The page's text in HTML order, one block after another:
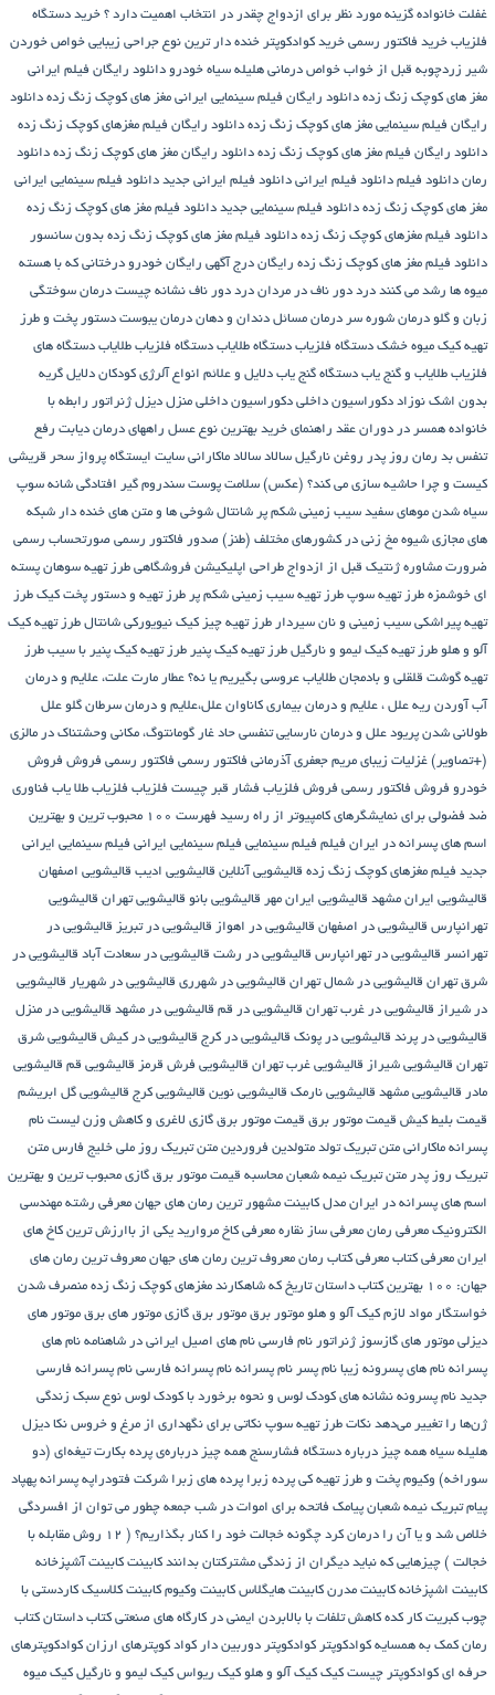
غفلت خانواده گزینه مورد نظر برای ازدواج چقدر در انتخاب اهمیت دارد ؟ خرید دستگاه
فلزیاب خرید فاکتور رسمی خرید کوادکوپتر خنده دار ترین نوع جراحی زیبایی خواص خوردن
شیر زردچوبه قبل از خواب خواص درمانی هلیله سیاه خودرو دانلود رایگان فیلم ایرانی
مغز های کوچک زنگ زده دانلود رایگان فیلم سینمایی ایرانی مغز های کوچک زنگ زده دانلود
رایگان فیلم سینمایی مغز های کوچک زنگ زده دانلود رایگان فیلم مغزهای کوچک زنگ زده
دانلود رایگان فیلم مغز های کوچک زنگ زده دانلود رایگان مغز های کوچک زنگ زده دانلود
رمان دانلود فیلم دانلود فیلم ایرانی دانلود فیلم ایرانی جدید دانلود فیلم سینمایی ایرانی
مغز های کوچک زنگ زده دانلود فیلم سینمایی جدید دانلود فیلم مغز های کوچک زنگ زده
دانلود فیلم مغزهای کوچک زنگ زده دانلود فیلم مغز های کوچک زنگ زده بدون سانسور
دانلود فیلم مغز های کوچک زنگ زده رایگان درج آگهی رایگان خودرو درختانی که با هسته
میوه ها رشد می کنند درد دور ناف در مردان درد دور ناف نشانه چیست درمان سوختگی
زبان و گلو درمان شوره سر درمان مسائل دندان و دهان درمان یبوست دستور پخت و طرز
تهیه کیک میوه خشک دستگاه فلزیاب دستگاه‌ طلایاب دستگاه‌ فلزیاب طلایاب دستگاه‌ های
فلزیاب طلایاب و گنج‌ یاب دستگاه‌ گنج‌ یاب دلایل و علائم انواع آلرژی کودکان دلایل گریه
بدون اشک نوزاد دکوراسیون داخلی دکوراسیون داخلی منزل دیزل ژنراتور رابطه با
خانواده همسر در دوران عقد راهنمای خرید بهترین نوع عسل راههای درمان دیابت رفع
تنفس بد رمان روز پدر روغن نارگیل سالاد سالاد ماکارانی سایت ایستگاه پرواز سحر قریشی
کیست و چرا حاشیه سازی می کند؟ (عکس) سلامت پوست سندروم گیر افتادگی شانه سوپ
سیاه شدن موهای سفید سیب زمینی شکم پر شانتال شوخی ها و متن های خنده دار شبکه
های مجازی شیوه مخ زنی در کشورهای مختلف (طنز) صدور فاکتور رسمی صورتحساب رسمی
ضرورت مشاوره ژنتیک قبل از ازدواج طراحی اپلیکیشن فروشگاهی طرز تهیه سوهان پسته
ای خوشمزه طرز تهیه سوپ طرز تهیه سیب زمینی شکم پر طرز تهیه و دستور پخت کیک طرز
تهیه پیراشكی سيب زمينی و نان سیردار طرز تهیه چیز کیک نیویورکی شانتال طرز تهیه کیک
آلو و هلو طرز تهیه کیک لیمو و نارگیل طرز تهیه کیک پنیر طرز تهیه کیک پنیر با سیب طرز
تهیه گوشت قلقلی و بادمجان طلایاب عروسی بگیریم یا نه؟ عطار مارت علت، علایم و درمان
آب آوردن ریه علل ، علایم و درمان بیماری کاناوان علل،علایم و درمان سرطان گلو علل
طولانی شدن پریود علل و درمان نارسایی تنفسی حاد غار گومانتوگ، مکانی وحشتناک در مالزی
(+تصاویر) غزلیات زیبای مریم جعفری آذرمانی فاکتور رسمی فاکتور رسمی فروش فروش
خودرو فروش فاکتور رسمی فروش فلزیاب فشار قبر چیست فلزیاب فلزیاب طلا یاب فناوری
ضد فضولی برای نمایشگرهای کامپیوتر از راه رسید
فهرست ۱۰۰ محبوب ترین و بهترین
اسم های پسرانه در ایران فیلم فیلم سینمایی فیلم سینمایی ایرانی فیلم سینمایی ایرانی
جدید فیلم مغزهای کوچک زنگ زده قالیشویی آنلاین قالیشویی ادیب قالیشویی اصفهان
قالیشویی ایران مشهد قالیشویی ایران مهر قالیشویی بانو قالیشویی تهران قالیشویی
تهرانپارس قالیشویی در اصفهان قالیشویی در اهواز قالیشویی در تبریز قالیشویی در
تهرانسر قالیشویی در تهرانپارس قالیشویی در رشت قالیشویی در سعادت آباد قالیشویی در
شرق تهران قالیشویی در شمال تهران قالیشویی در شهرری قالیشویی در شهریار قالیشویی
در شیراز قالیشویی در غرب تهران قالیشویی در قم قالیشویی در مشهد قالیشویی در منزل
قالیشویی در پرند قالیشویی در پونک قالیشویی در کرج قالیشویی در کیش قالیشویی شرق
تهران قالیشویی شیراز قالیشویی غرب تهران قالیشویی فرش قرمز قالیشویی قم قالیشویی
مادر قالیشویی مشهد قالیشویی نارمک قالیشویی نوین قالیشویی کرج قالیشویی گل ابریشم
قیمت بلیط کیش قیمت موتور برق قیمت موتور برق گازی لاغری و کاهش وزن لیست نام
پسرانه ماکارانی متن تبریک تولد متولدین فروردین متن تبریک روز ملی خلیج فارس متن
تبریک روز پدر متن تبریک نیمه شعبان محاسبه قیمت موتور برق گازی محبوب ترین و بهترین
اسم های پسرانه در ایران مدل کابینت مشهور ترین رمان های جهان معرفی رشته مهندسی
الکترونیک معرفی رمان معرفی ساز نقاره معرفی کاخ مروارید یکی از باارزش ترین کاخ های
ایران معرفی کتاب معرفی کتاب رمان معروف ترین رمان های جهان معروف ترین رمان های
جهان: ۱۰۰ بهترین کتاب داستان تاریخ که شاهکارند
مغزهای کوچک زنگ زده منصرف شدن
خواستگار مواد لازم کیک آلو و هلو موتور برق موتور برق گازی موتور های برق موتور های
دیزلی موتور های گازسوز ژنراتور نام فارسی نام های اصیل ایرانی در شاهنامه نام های
پسرانه نام های پسرونه زیبا نام پسر نام پسرانه نام پسرانه فارسی نام پسرانه فارسی
جدید نام پسرونه نشانه های کودک لوس و نحوه برخورد با کودک لوس نوع سبک زندگی
ژن‌ها را تغییر می‌دهد نکات طرز تهیه سوپ نکاتی برای نگهداری از مرغ و خروس نکا دیزل
هلیله سیاه همه چیز درباره دستگاه فشارسنج همه چیز درباره‌ی پرده بکارت تیغه‌ای (دو
سوراخه) وکیوم پخت و طرز تهیه کی پرده زبرا پرده های زبرا شرکت فتودراپه پسرانه پهپاد
پیام تبریک نیمه شعبان پیامک فاتحه برای اموات در شب جمعه چطور می توان از افسردگی
خلاص شد و یا آن را درمان کرد
چگونه خجالت خود را کنار بگذاریم؟ ( 12 روش مقابله با
خجالت ) چیزهایی که نباید دیگران از زندگی مشترکتان بدانند کابینت کابینت آشپزخانه
کابینت اشپزخانه کابینت مدرن کابینت هایگلاس کابینت وکیوم کابینت کلاسیک کاردستی با
چوب کبریت کار کده کاهش تلفات با بالابردن ایمنی در کارگاه های صنعتی کتاب داستان کتاب
رمان کمک به همسایه کوادکوپتر کوادکوپتر دوربین دار کواد کوپترهای ارزان کوادکوپترهای
حرفه ای کوادکوپتر چیست کیک کیک آلو و هلو کیک ریواس کیک لیمو و نارگیل کیک میوه